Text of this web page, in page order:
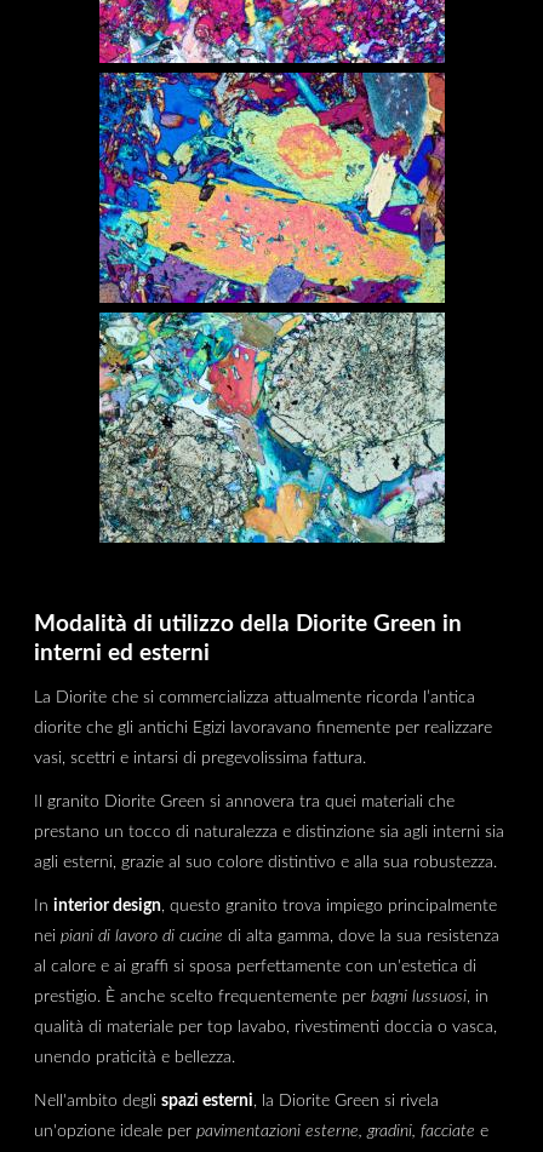
Modalità di utilizzo della Diorite Green in
interni ed esterni
La Diorite che si commercializza attualmente ricorda l’antica
diorite che gli antichi Egizi lavoravano finemente per realizzare
vasi, scettri e intarsi di pregevolissima fattura.
Il granito Diorite Green si annovera tra quei materiali che
prestano un tocco di naturalezza e distinzione sia agli interni sia
agli esterni, grazie al suo colore distintivo e alla sua robustezza.
In interior design, questo granito trova impiego principalmente
nei piani di lavoro di cucine di alta gamma, dove la sua resistenza
al calore e ai graffi si sposa perfettamente con un'estetica di
prestigio. È anche scelto frequentemente per bagni lussuosi, in
qualità di materiale per top lavabo, rivestimenti doccia o vasca,
unendo praticità e bellezza.
Nell'ambito degli spazi esterni, la Diorite Green si rivela
un'opzione ideale per pavimentazioni esterne, gradini, facciate e